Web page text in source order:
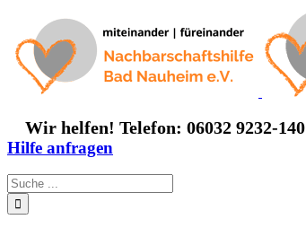
springen
Wir helfen! Telefon: 06032 9232-140
Hilfe anfragen
Suche
nach: